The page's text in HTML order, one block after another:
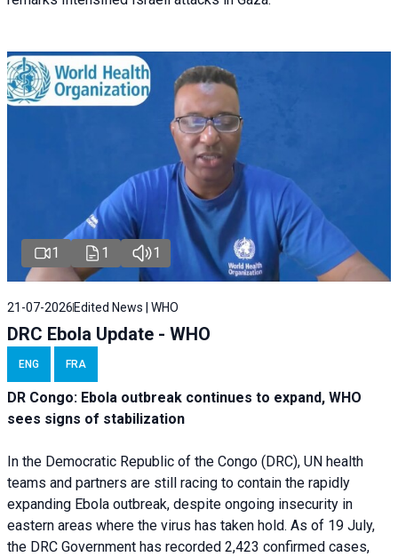
1 1 1
21-07-2026 Edited News | WHO
DRC Ebola Update - WHO
ENG FRA
DR Congo: Ebola outbreak continues to expand, WHO
sees signs of stabilization
In the Democratic Republic of the Congo (DRC), UN health
teams and partners are still racing to contain the rapidly
expanding Ebola outbreak, despite ongoing insecurity in
eastern areas where the virus has taken hold. As of 19 July,
the DRC Government has recorded 2,423 confirmed cases,